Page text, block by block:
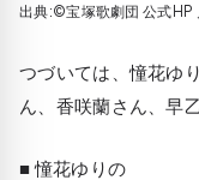
出典:©宝塚歌劇団 公式HP
つづいては、憧花ゆ
ん、香咲蘭さん、早
■ 憧花ゆりの